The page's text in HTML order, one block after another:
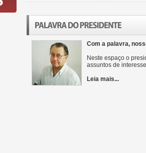
Com a palavra,
Neste espaço o
assuntos de
Leia mais...